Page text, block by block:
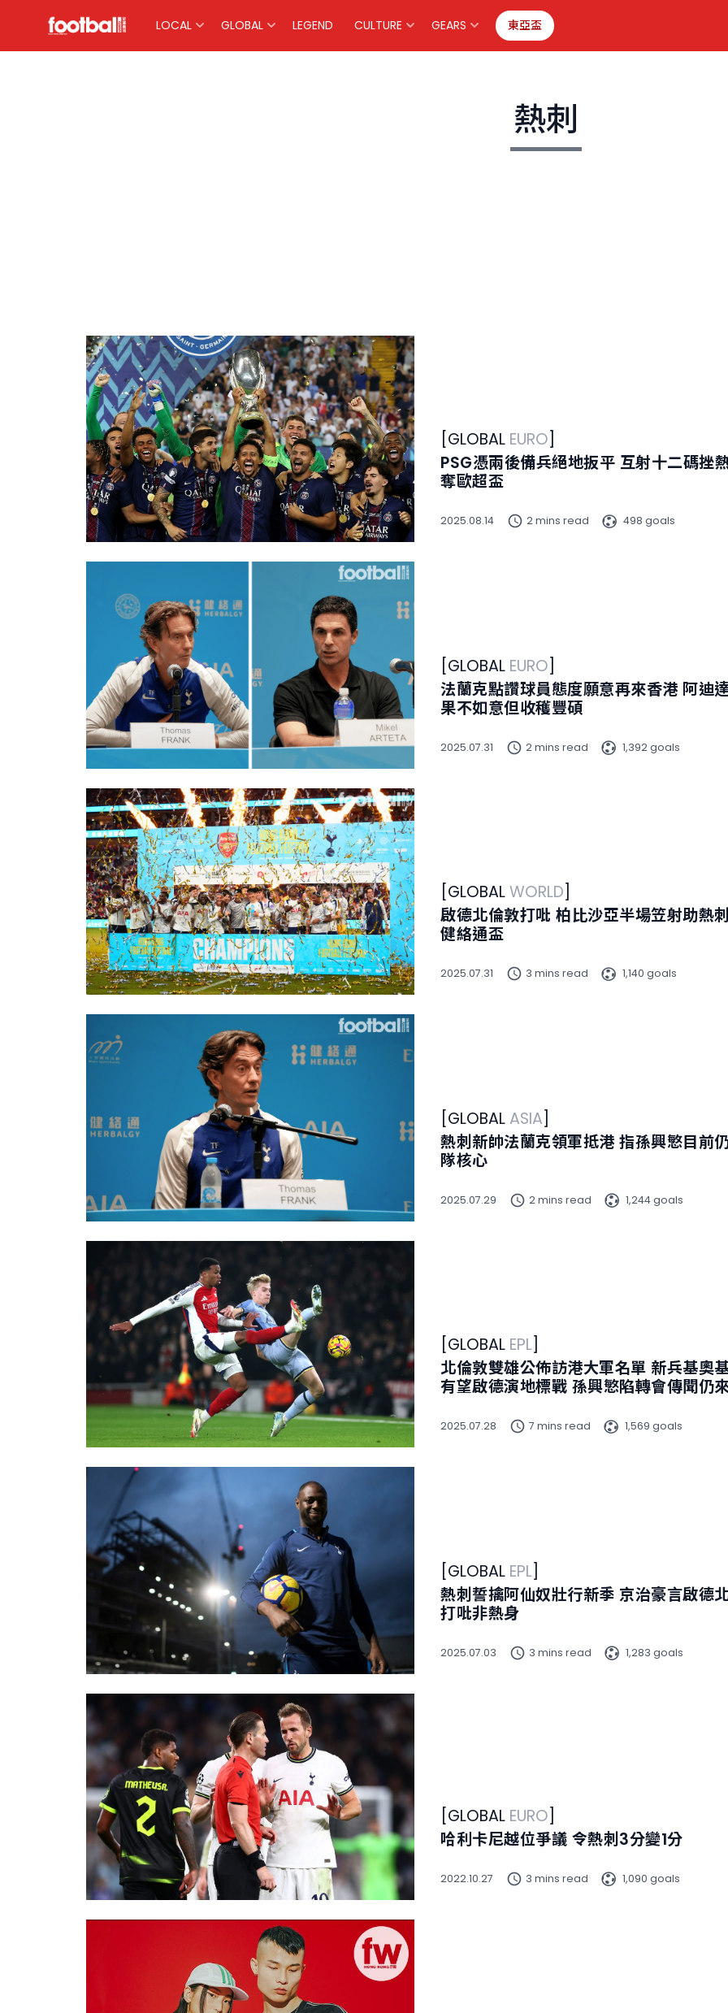
LOCAL GLOBAL LEGEND CULTURE GEARS 東亞盃
熱刺
GLOBAL EURO
PSG憑兩後備兵絕地扳平 互射十二碼挫
奪歐超盃
2025.08.14 2 mins read 498 goals
GLOBAL EURO
法蘭克點讚球員態度願意再來香港 阿迪
果不如意但收穫豐碩
2025.07.31 2 mins read 1,392 goals
GLOBALWORLD
啟德北倫敦打吡 柏比沙亞半場笠射助熱
健絡通盃
2025.07.31 3 mins read 1,140 goals
[GLOBAL ASIA]
熱刺新帥法蘭克領軍抵港 指孫興慜目前
隊核心
2025.07.29 2 mins read 1,244 goals
GLOBAL EPL
北倫敦雙雄公佈訪港大軍名單 新兵基奧
有望啟德演地標戰 孫興慜陷轉會傳聞仍
2025.07.28 7 mins read 1,569 goals
[GLOBAL EPL]
熱刺誓擒阿仙奴壯行新季 京治豪言啟德
打吡非熱身
2025.07.03 3 mins read 1,283 goals
[GLOBAL EURO]
哈利卡尼越位爭議 令熱刺3分變1分
2022.10.27 3 mins read 1,090 goals